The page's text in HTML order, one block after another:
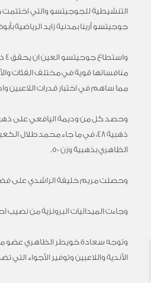
التنشيطية للجوجيتسو والتي اختتمت
جوجيتسو أرينا بمدنية زايد الرياضية بأبوظبي
مما ساهم في اختبار قدرات اللاعبين
الظاهري بذهبية وزن 50.
وحصلت مريم خليفة الراشدي على فضية 57 وجاء زميلها محمد سعيد الكعبي بفضية وزن 55 وحمدان العصري المنصوري فضية وزن 60، وهادي عباس
وجاءت الميداليات البرونزية من نصيب احمد علي المقبالي بوزن 60 ومحمد الدرمكي بوزن
وتوجه سعادة خويطر الظاهري عضو
الأندية واللاعبين وتوفير الأجواء